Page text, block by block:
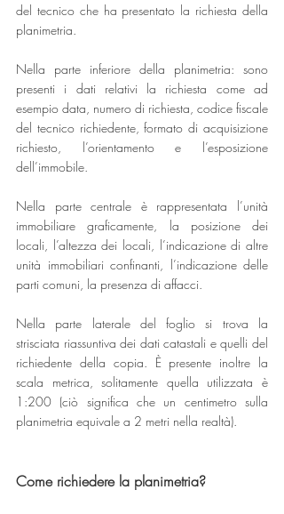
del tecnico che ha presentato la richiesta della
planimetria.
Nella parte inferiore della planimetria: sono
presenti i dati relativi la richiesta come ad
esempio data, numero di richiesta, codice fiscale
del tecnico richiedente, formato di acquisizione
richiesto, l’orientamento e l’esposizione
dell’immobile.
Nella parte centrale è rappresentata l’unità
immobiliare graficamente, la posizione dei
locali, l’altezza dei locali, l’indicazione di altre
unità immobiliari confinanti, l’indicazione delle
parti comuni, la presenza di affacci.
Nella parte laterale del foglio si trova la
strisciata riassuntiva dei dati catastali e quelli del
richiedente della copia. È presente inoltre la
scala metrica, solitamente quella utilizzata è
1:200 (ciò significa che un centimetro sulla
planimetria equivale a 2 metri nella realtà).
Come richiedere la planimetria?